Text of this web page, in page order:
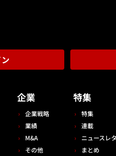
企業
企業戦略
業績
M&A
その他
特集
特集
連載
ニュースレ
まとめ